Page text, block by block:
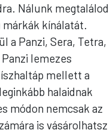
Nálunk megtalálod
márkák kínálatát.
a Panzi, Sera, Tetra,
lemezes
mellett a
halaidnak
módon nemcsak az
is vásárolhatsz